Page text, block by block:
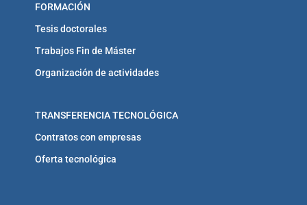
FORMACIÓN
Tesis doctorales
Trabajos Fin de Máster
Organización de actividades
TRANSFERENCIA TECNOLÓGICA
Contratos con empresas
Oferta tecnológica